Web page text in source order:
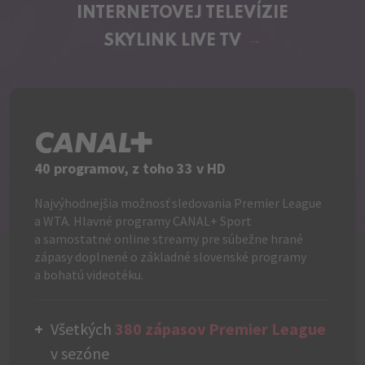
INTERNETOVEJ TELEVÍZIE
SKYLINK LIVE TV
C+
40 programov, z toho 33 v HD
Najvýhodnejšia možnosť sledovania Premier League
a WTA. Hlavné programy CANAL+ Sport
a samostatné online streamy pre súbežne hrané
zápasy doplnené o základné slovenské programy
a bohatú videotéku.
Všetkých 380 zápasov Premier League
v sezóne